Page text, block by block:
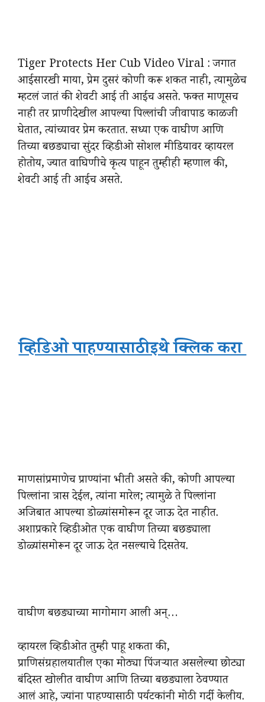
Tiger Protects Her Cub Video Viral : जगात
आईसारखी माया, प्रेम दुसरं कोणी करू शकत नाही, त्यामुळेच
म्हटलं जातं की शेवटी आई ती आईच असते. फक्त माणूसच
नाही तर प्राणीदेखील आपल्या पिल्लांची जीवापाड काळजी
घेतात, त्यांच्यावर प्रेम करतात. सध्या एक वाघीण आणि
तिच्या बछड्याचा सुंदर व्हिडीओ सोशल मीडियावर व्हायरल
होतोय, ज्यात वाघिणीचे कृत्य पाहून तुम्हीही म्हणाल की,
शेवटी आई ती आईच असते.
व्हिडिओ पाहण्यासाठी इथे क्लिक करा
माणसांप्रमाणेच प्राण्यांना भीती असते की, कोणी आपल्या
पिल्लांना त्रास देईल, त्यांना मारेल; त्यामुळे ते पिल्लांना
अजिबात आपल्या डोळ्यांसमोरून दूर जाऊ देत नाहीत.
अशाप्रकारे व्हिडीओत एक वाघीण तिच्या बछड्याला
डोळ्यांसमोरून दूर जाऊ देत नसल्याचे दिसतेय.
वाघीण बछड्याच्या मागोमाग आली अन्…
व्हायरल व्हिडीओत तुम्ही पाहू शकता की,
प्राणिसंग्रहालयातील एका मोठ्या पिंजऱ्यात असलेल्या छोट्या
बंदिस्त खोलीत वाघीण आणि तिच्या बछड्याला ठेवण्यात
आलं आहे, ज्यांना पाहण्यासाठी पर्यटकांनी मोठी गर्दी केलीय.